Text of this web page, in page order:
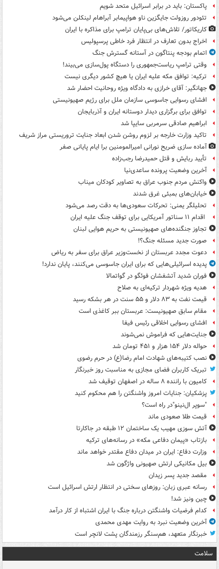
پاکستان: باید در برابر اسرائیل متحد شویم
تئودور روزولت جایگزین ناو هواپیمابر آبراهام لینکلن می‌شود
کاریکاتور/ تلاش‌های بی‌پایان ترامپ برای مذاکره با ایران
اخراج بدون تعارف در انتظار فرد خاطی پرسپولیس
اتمام بودجه پنتاگون در آستانه گسترش جنگ
وقتی ترامپ ریاست‌جمهوری را دستگاه پول‌سازی می‌بیند!
ترکیه: توافق مکه علیه ایران یا هیچ کشور دیگری نیست
جهانگیر: آقای خرازی به دادگاه ویژه روحانیت احضار شد
افشای رسوایی جاسوسی سازمان ملل برای رژیم صهیونیستی
توافق برای برگزاری دیدار دوستانه ایران و آذربایجان
ابراهیم صادقی سرمربی سایپا شد
تاکید وزارت خارجه بر لزوم روشن شدن ابعاد جنایت تروریستی مراز شریف
آماده سازی ضریح نورانی امیرالمومنین برا ایام پایانی صفر
تأیید ربایش و قتل حمیدرضا رجب‌زاده
آخرین وضعیت پرونده ساعدی‌نیا
واکنش مردم جنوب عراق به تصاویر کودکان میناب
خیابان‌های بمبئی غرق شدند
تحلیلگر یمنی: تحرکات سعودی‌ها به دقت رصد می‌شود
اقدام ۱۱ سناتور آمریکایی برای توقف جنگ علیه ایران
تجاوز جنگنده‌های صهیونیستی به حریم هوایی لبنان
صورت جدید مسئله جنگ؟!
دعوت مجدد عربستان از نخست‌وزیر عراق برای سفر به ریاض
پدیده اسرائیلی‌هایی که برای ایران جاسوسی می‌کنند، پایان ندارد!
فوران شدید آتشفشان فوئگو در گواتمالا
هدیه ویژه شهردار ترکیه‌ای به صلاح
قیمت نفت به ۸۳ دلار و ۵۵ سنت در هر بشکه رسید
مقام سابق صهیونیست: عربستان ببر کاغذی است
افشای رسوایی اخلاقی رئیس فیفا
جنایت‌هایی که فراموش نمی‌شوند
حواله دلار ۱۵۴ هزار و ۴۵۱ تومان شد
نصب کتیبه‌های شهادت امام رضا(ع) در حرم رضوی
تبریک کاربران فضای مجازی به مناسبت روز خبرنگار
کامیون با راننده ۸ ساله در اصفهان توقیف شد
پزشکیان: جنایات امروز واشنگتن را هم محکوم کنید
"سوپر ال‌نینو"در راه است؟
قیمت طلا صعودی ماند
آتش سوزی مهیب یک ساختمان ۱۲ طبقه در جاکارتا
بازتاب «پیمان دفاعی مکه» در رسانه‌های ترکیه
وزارت دفاع: ایران در میدان دفاع مقتدر خواهد ماند
بیل مکانیکی ارتش صهیونی واژگون شد
مقصد جدید پسر زیدان
رسانه عبری زبان: روزهای سختی در انتظار ارتش اسرائیل است
چین ونیز شد!
کدام فرضیات واشنگتن درباره جنگ با ایران اشتباه از کار درآمد
آخرین وضعیت نبرد به روایت مهدی محمدی
خبرنگار متعهد، هم‌سنگر رزمندگان پشت لانچر است
سلامت